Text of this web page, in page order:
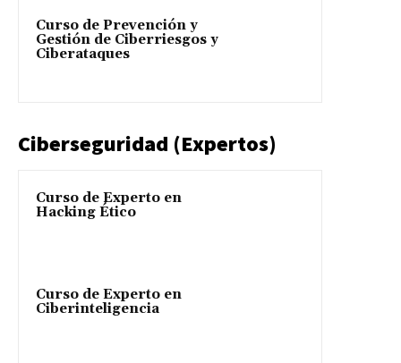
Curso de Prevención y
Gestión de Ciberriesgos y
Ciberataques
Ciberseguridad (Expertos)
Curso de Experto en
Hacking Ético
Curso de Experto en
Ciberinteligencia